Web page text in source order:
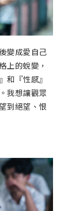
變成愛自己
上的蛻變，
和『性感』
我想讓觀眾
到絕望、恨